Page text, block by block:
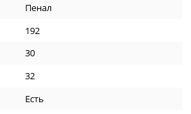
Пенал
192
30
32
Есть